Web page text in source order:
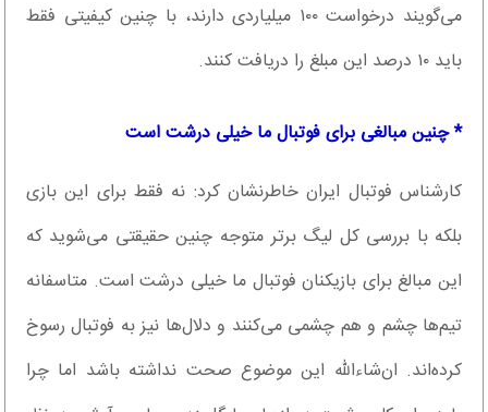
می‌گویند درخواست ۱۰۰ میلیاردی دارند، با چنین کیفیتی فقط
باید ۱۰ درصد این مبلغ را دریافت کنند.
* چنین مبالغی برای فوتبال ما خیلی درشت است
کارشناس فوتبال ایران خاطرنشان کرد: نه فقط برای این بازی
بلکه با بررسی کل لیگ برتر متوجه چنین حقیقتی می‌شوید که
این مبالغ برای بازیکنان فوتبال ما خیلی درشت است. متاسفانه
تیم‌ها چشم و هم چشمی می‌کنند و دلال‌ها نیز به فوتبال رسوخ
کرده‌اند. ان‌شاءالله این موضوع صحت نداشته باشد اما چرا